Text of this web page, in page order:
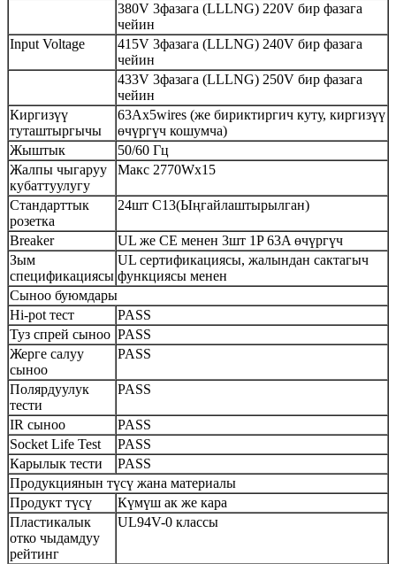
380V 3фазага (LLLNG) 220V бир фазага
чейин
Input Voltage
415V 3фазага (LLLNG) 240V бир фазага
чейин
433V 3фазага (LLLNG) 250V бир фазага
чейин
Киргизүү
туташтыргычы
63Ax5wires (же бириктиргич куту, киргизүү
өчүргүч кошумча)
Жыштык
50/60 Гц
Жалпы чыгаруу
кубаттуулугу
Макс 2770Wx15
Стандарттык
розетка
24шт C13(Ыңгайлаштырылган)
Breaker
UL же CE менен 3шт 1P 63A өчүргүч
Зым
спецификациясы
UL сертификациясы, жалындан сактагыч
функциясы менен
Сыноо буюмдары
Hi-pot тест
PASS
Туз спрей сыноо PASS
Жерге салуу
сыноо
PASS
Полярдуулук
тести
PASS
IR сыноо
PASS
Socket Life Test
PASS
Карылык тести
PASS
Продукциянын түсү жана материалы
Продукт түсү
Күмүш ак же кара
Пластикалык
отко чыдамдуу
рейтинг
UL94V-0 классы